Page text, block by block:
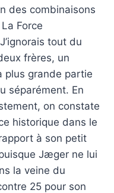
des combinaisons
Force
tout du
frères, un
plus grande partie
séparément. En
on constate
historique dans le
à son petit
Jæger ne lui
la veine du
25 pour son